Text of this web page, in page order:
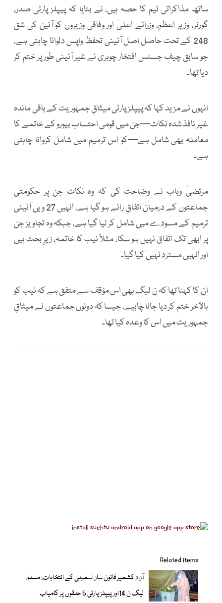
ساتھ مذاکراتی ٹیم کا حصہ ہیں، نے بتایا کہ پیپلز پارٹی صدر،
گورنر، وزیر اعظم، وزرائے اعلیٰ اور وفاقی وزیروں کو آئین کی شق
248 کے تحت حاصل اصل آئینی تحفظ واپس دلوانا چاہتی ہے،
جو سابق چیف جسٹس افتخار چوہری نے غیر آئینی طور پر ختم کر
دیا تھا۔
انہوں نے مزید کہا کہ پیپلز پارٹی میثاقِ جمہوریت کے باقی ماندہ
غیر نافذ شدہ نکات—جن میں قومی احتساب بیورو کے خاتمے کا
معاملہ بھی شامل ہے—کو اس ترمیم میں شامل کروانا چاہتی
ہے۔
مرتضیٰ وہاب نے وضاحت کی کہ وہ نکات جن پر حکومتی
جماعتوں کے درمیان اتفاقِ رائے ہو گیا ہے، انہیں 27 ویں آئینی
ترمیم کے مسودے میں شامل کر لیا گیا ہے، جبکہ وہ تجاویز جن
پر ابھی تک اتفاق نہیں ہو سکا، مثلاً نیب کا خاتمہ، زیرِ بحث ہیں
اور انہیں مسترد نہیں کیا گیا۔
ان کا کہنا تھا کہ ن لیگ بھی اس مؤقف سے متفق ہے کہ نیب کو
بالآخر ختم کر دیا جانا چاہیے، جیسا کہ دونوں جماعتوں نے میثاقِ
جمہوریت میں اس کا وعدہ کیا تھا۔
Related items
آزاد کشمیر قانون ساز اسمبلی کے انتخابات: مسلم
ليگ ن 14اور پیپلزپارٹی 5 حلقوں پر کامیاب